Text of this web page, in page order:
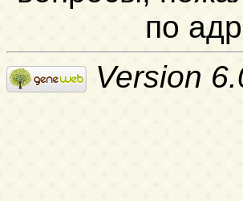
по
Version